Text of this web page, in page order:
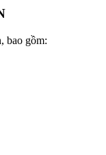
bao gồm: